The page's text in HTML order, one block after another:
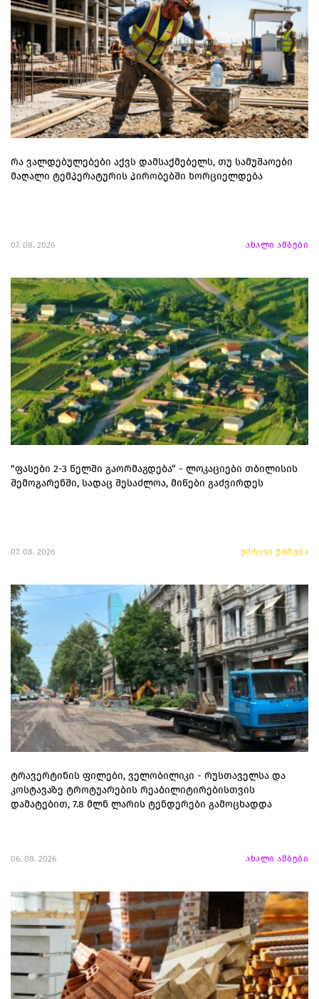
რა ვალდებულებები აქვს დამსაქმებელს, თუ სამუშაოები
მაღალი ტემპერატურის პირობებში ხორციელდება
07. 08. 2026 ახალი ამბები
"ფასები 2-3 წელში გაორმაგდება“ - ლოკაციები თბილისის
შემოგარენში, სადაც შესაძლოა, მიწები გაძვირდეს
07. 08. 2026 უძრავი ქონება
ტრავერტინის ფილები, ველობილიკი - რუსთაველსა და
კოსტავაზე ტროტუარების რეაბილიტირებისთვის
დამატებით, 7.8 მლნ ლარის ტენდერები გამოცხადდა
06. 08. 2026 ახალი ამბები